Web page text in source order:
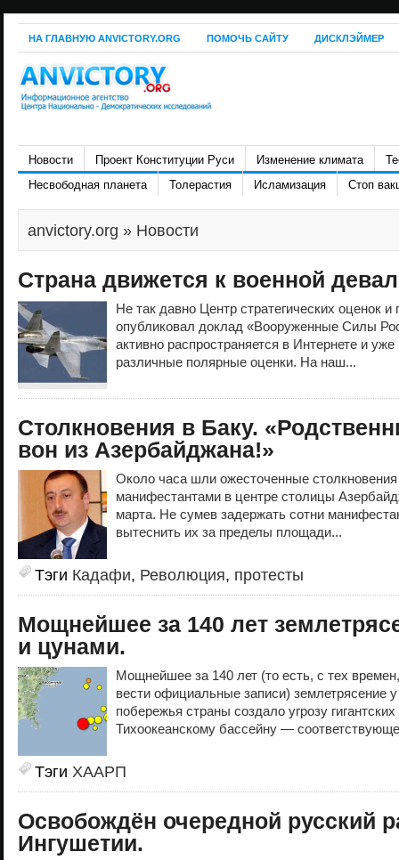
НА ГЛАВНУЮ ANVICTORY.ORG ПОМОЧЬ САЙТУ ДИСКЛЭЙМЕР
Новости Проект Конституции Руси Изменение климата
Несвободная планета
Толерастия Исламизация Стоп
anvictory.org » Новости
Страна движется к военной
Не так давно Центр стратегических оценок
опубликовал доклад «Вооруженные Силы
активно распространяется в Интернете и
различные полярные оценки. На наш...
Столкновения в Баку.
вон из Азербайджана!»
Около часа шли ожесточенные
манифестантами в центре столицы
марта. Не сумев задержать сотни
вытеснить их за пределы площади...
Тэги Кадафи, Революция, протесты
Мощнейшее за 140 лет
и цунами.
Мощнейшее за 140 лет (то есть, с тех
вести официальные записи) землетрясение у
побережья страны создало угрозу
Тихоокеанскому бассейну —
Тэги ХААРП
Освобождён очередной русский
Ингушетии.